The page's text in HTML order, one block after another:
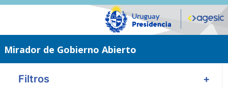
Saltar
Mirador de Gobierno Abierto
Filtros +